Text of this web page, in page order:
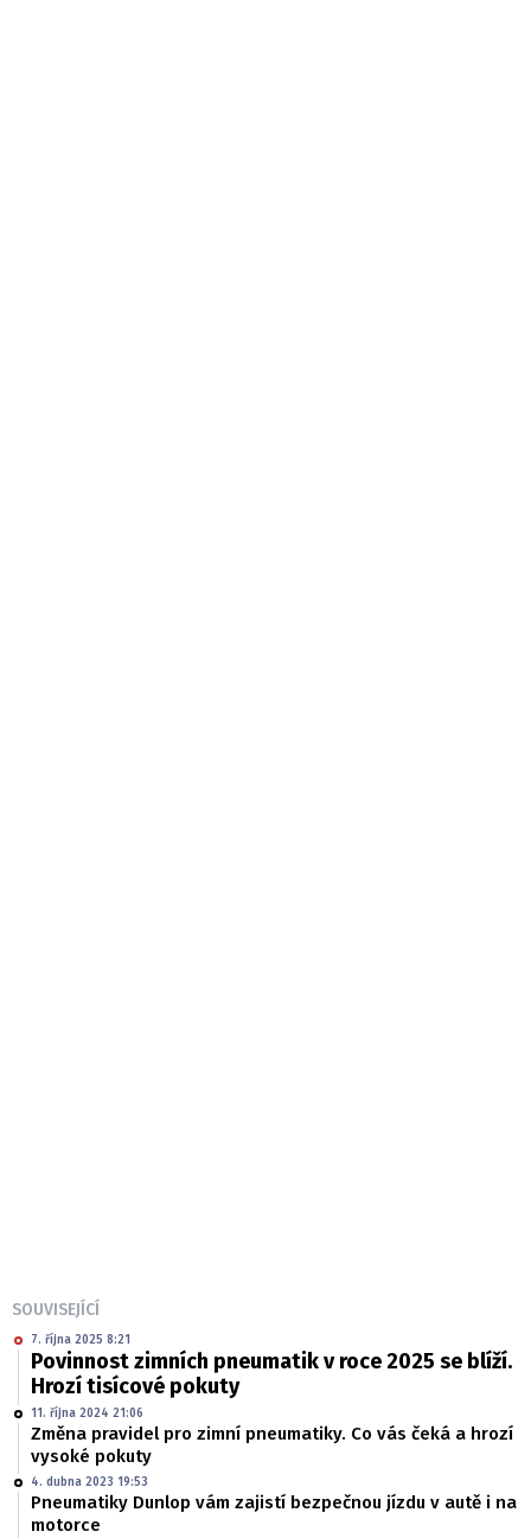
SOUVISEJÍCÍ
7. října 2025 8:21
Povinnost zimních pneumatik v roce 2025 se blíží.
Hrozí tisícové pokuty
11. října 2024 21:06
Změna pravidel pro zimní pneumatiky. Co vás čeká a hrozí
vysoké pokuty
4. dubna 2023 19:53
Pneumatiky Dunlop vám zajistí bezpečnou jízdu v autě i na
motorce